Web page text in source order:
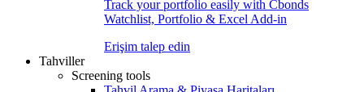
Track your portfolio easily with Cbonds
Watchlist, Portfolio & Excel Add-in
Erişim talep edin
Tahviller
Screening tools